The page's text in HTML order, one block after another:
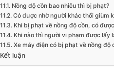
Nồng độ cồn bao nhiêu thì bị phạt?
Có được nhờ người khác thổi giùm
Khi bị phạt về nồng độ cồn, có
Khi nào thì người vi phạm được lấy
Xe máy điện có bị phạt về nồng độ
Kết luận